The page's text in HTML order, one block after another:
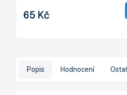
65 Kč
Popis
Hodnocení